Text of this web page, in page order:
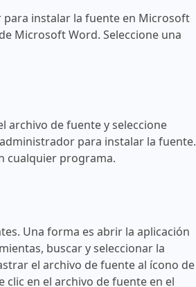
para instalar la fuente en Microsoft
Microsoft Word. Seleccione una
archivo de fuente y seleccione
para instalar la fuente.
cualquier programa.
Una forma es abrir la aplicación
buscar y seleccionar la
el archivo de fuente al ícono de
clic en el archivo de fuente en el